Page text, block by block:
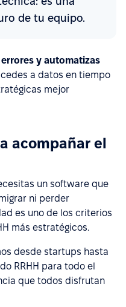
de tu equipo.
y automatizas
a datos en tiempo
mejor
acompañar el
un software que
ni perder
es uno de los criterios
más estratégicos.
desde startups hasta
RRHH para todo el
que todos disfrutan